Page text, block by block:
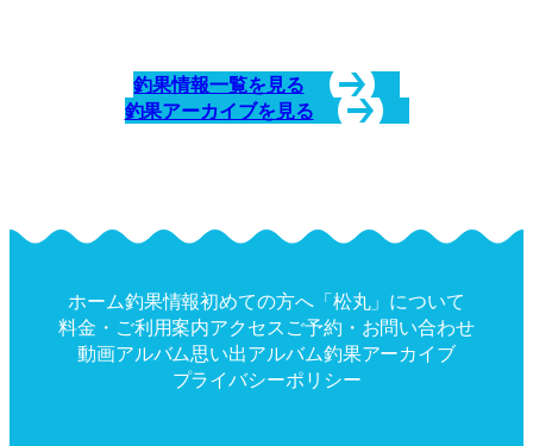
釣果情報一覧を見る
釣果アーカイブを見る
ホーム釣果情報初めての方へ「松丸」について
料金・ご利用案内アクセスご予約・お問い合わせ
動画アルバム思い出アルバム釣果アーカイブ
プライバシーポリシー